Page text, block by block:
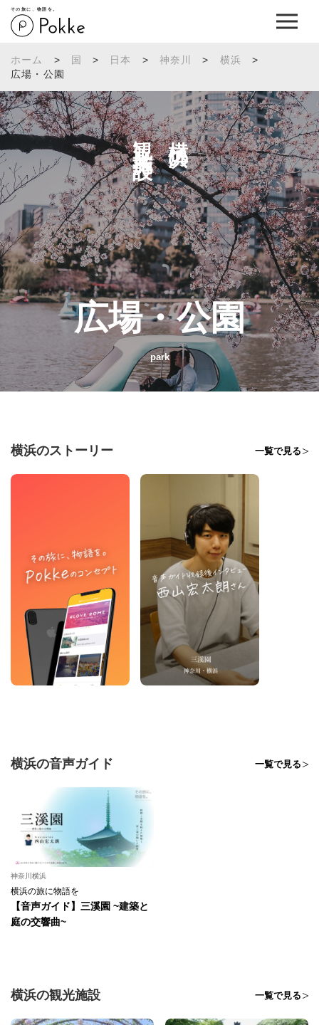
その旅に、物語を。
ホーム > 国 > 日本 > 神奈川 > 横浜
>
広場・公園
横浜の
観光施設へ
広場・公園
park
横浜のストーリー 一覧で見る
横浜の音声ガイド 一覧で見る
神奈川横浜
横浜の旅に物語を
【音声ガイド】三溪園 ~建築と
庭の交響曲~
横浜の観光施設 一覧で見る